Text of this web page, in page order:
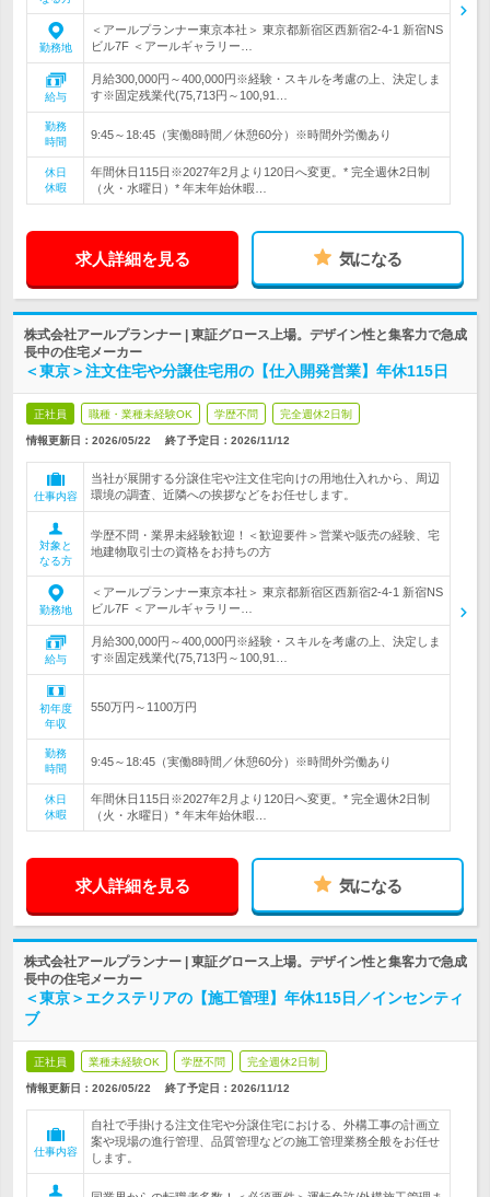
勤務地
＜アールプランナー東京本社＞ 東京都新宿区西新宿2-4-1 新宿NS
ビル7F ＜アールギャラリー…
給与
月給300,000円～400,000円※経験・スキルを考慮の上、決定しま
す※固定残業代(75,713円～100,91…
勤務
時間
9:45～18:45（実働8時間／休憩60分）※時間外労働あり
休日
休暇
年間休日115日※2027年2月より120日へ変更。* 完全週休2日制
（火・水曜日）* 年末年始休暇…
求人詳細を見る 気になる
株式会社アールプランナー | 東証グロース上場。デザイン性と集客力で急成
長中の住宅メーカー
＜東京＞注文住宅や分譲住宅用の【仕入開発営業】年休115日
正社員 職種・業種未経験OK 学歴不問 完全週休2日制
情報更新日：2026/05/22 終了予定日： 2026/11/12
仕事内容
当社が展開する分譲住宅や注文住宅向けの用地仕入れから、周辺
環境の調査、近隣への挨拶などをお任せします。
対象と
なる方
学歴不問・業界未経験歓迎！＜歓迎要件＞営業や販売の経験、宅
地建物取引士の資格をお持ちの方
勤務地
＜アールプランナー東京本社＞ 東京都新宿区西新宿2-4-1 新宿NS
ビル7F ＜アールギャラリー…
給与
月給300,000円～400,000円※経験・スキルを考慮の上、決定しま
す※固定残業代(75,713円～100,91…
初年度
年収
550万円～1100万円
勤務
時間
9:45～18:45（実働8時間／休憩60分）※時間外労働あり
休日
休暇
年間休日115日※2027年2月より120日へ変更。* 完全週休2日制
（火・水曜日）* 年末年始休暇…
求人詳細を見る 気になる
株式会社アールプランナー | 東証グロース上場。デザイン性と集客力で急成
長中の住宅メーカー
＜東京＞エクステリアの【施工管理】年休115日／インセンティ
ブ
正社員 業種未経験OK 学歴不問 完全週休2日制
情報更新日：2026/05/22 終了予定日： 2026/11/12
仕事内容
自社で手掛ける注文住宅や分譲住宅における、外構工事の計画立
案や現場の進行管理、品質管理などの施工管理業務全般をお任せ
します。